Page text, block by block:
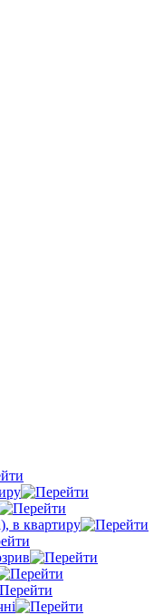
в квартиру